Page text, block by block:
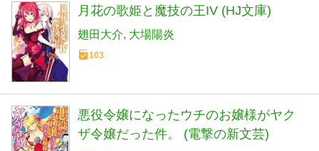
月花の歌姫と魔技の王IV (HJ文庫)
翅田大介 大場陽炎
103
悪役令嬢になったウチのお嬢様がヤク
ザ令嬢だった件。 (電撃の新文芸)